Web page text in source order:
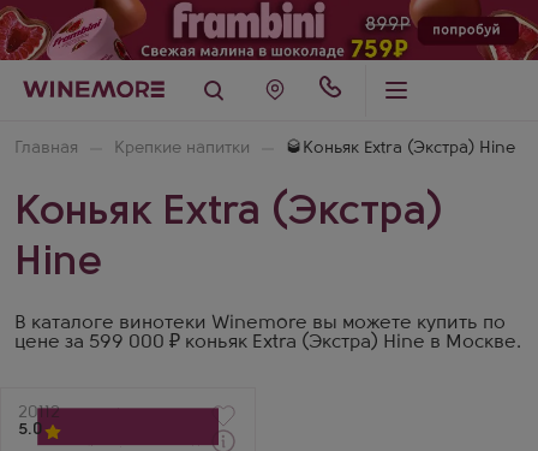
Главная Крепкие напитки 🥃Коньяк Extra (Экстра) Hine
Коньяк Extra (Экстра)
Hine
В каталоге винотеки Winemore вы можете купить по
цене за 599 000 ₽ коньяк Extra (Экстра) Hine в Москве.
Артикул
20112
5.0